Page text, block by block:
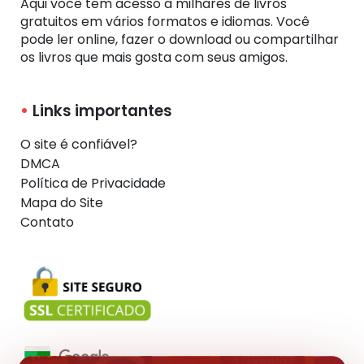
Aqui você tem acesso a milhares de livros
gratuitos em vários formatos e idiomas. Você
pode ler online, fazer o download ou compartilhar
os livros que mais gosta com seus amigos.
Links importantes
O site é confiável?
DMCA
Política de Privacidade
Mapa do Site
Contato